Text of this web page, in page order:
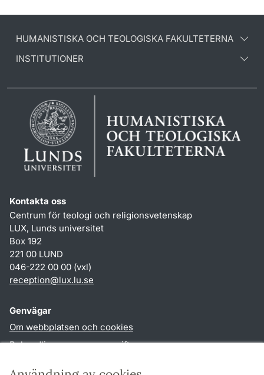
HUMANISTISKA OCH TEOLOGISKA FAKULTETERNA
INSTITUTIONER
Kontakta oss
Centrum för teologi och religionsvetenskap
LUX, Lunds universitet
Box 192
221 00 LUND
046-222 00 00 (vxl)
reception@lux.lu.se
Genvägar
Om webbplatsen och cookies
Behandling av personuppgifter